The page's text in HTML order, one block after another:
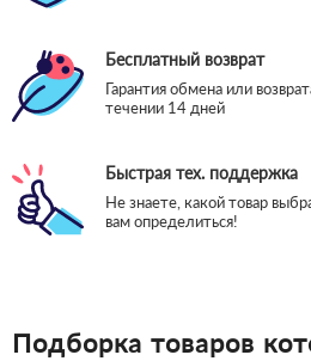
Бесплатный возврат
Гарантия обмена или
течении 14 дней
Быстрая тех. поддержка
Не знаете, какой товар
вам определиться!
Подборка товаров